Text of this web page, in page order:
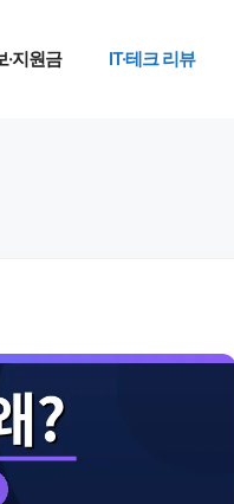
·지원금 IT·테크 리뷰